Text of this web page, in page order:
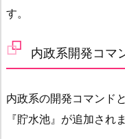
す。
内政系開発コマ
内政系の開発コマンド
『貯水池』が追加され